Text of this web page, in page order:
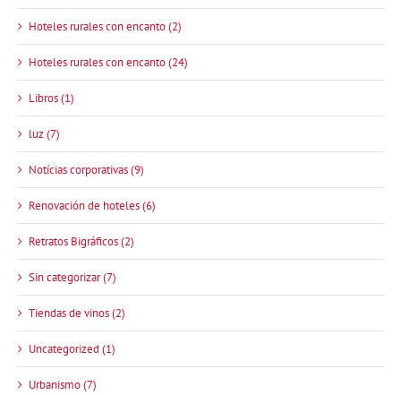
Hoteles rurales con encanto (2)
Hoteles rurales con encanto (24)
Libros (1)
luz (7)
Notícias corporativas (9)
Renovación de hoteles (6)
Retratos Bigráficos (2)
Sin categorizar (7)
Tiendas de vinos (2)
Uncategorized (1)
Urbanismo (7)